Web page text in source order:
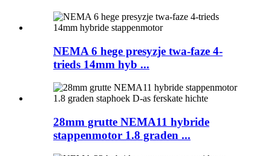
NEMA 6 hege presyzje twa-faze 4-
trieds 14mm hyb ...
28mm grutte NEMA11 hybride
stappenmotor 1.8 graden ...